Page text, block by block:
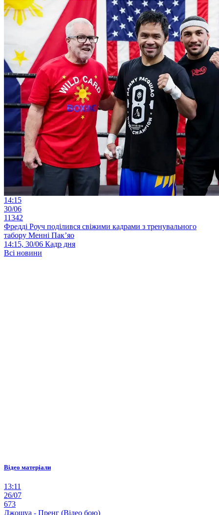
14:15
30/06
11342
Фредді Роуч поділився свіжими кадрами з тренувального
табору Менні Пак’яо
14:15, 30/06 Кадр дня
Всі новини
Відео матеріали
13:11
26/07
673
Джошуа - Пренг (Відео бою)